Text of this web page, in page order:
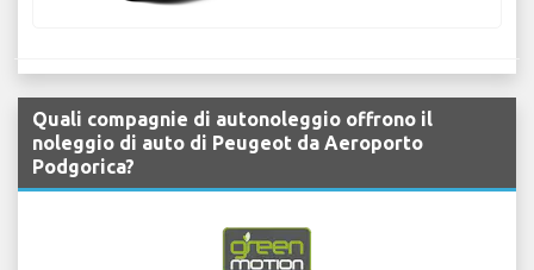
Quali compagnie di autonoleggio offrono il
noleggio di auto di Peugeot da Aeroporto
Podgorica?